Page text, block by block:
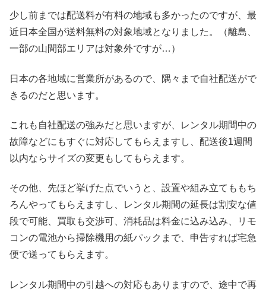
少し前までは配送料が有料の地域も多かったのですが、最
近日本全国が送料無料の対象地域となりました。（離島、
一部の山間部エリアは対象外ですが…）
日本の各地域に営業所があるので、隅々まで自社配送がで
きるのだと思います。
これも自社配送の強みだと思いますが、レンタル期間中の
故障などにもすぐに対応してもらえますし、配送後1週間
以内ならサイズの変更もしてもらえます。
その他、先ほど挙げた点でいうと、設置や組み立てももち
ろんやってもらえますし、レンタル期間の延長は割安な値
段で可能、買取も交渉可、消耗品は料金に込み込み、リモ
コンの電池から掃除機用の紙パックまで、申告すれば宅急
便で送ってもらえます。
レンタル期間中の引越への対応もありますので、途中で再